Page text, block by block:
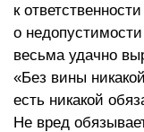
к
о
весьма удачно
«Без вины
есть никакой
Не вред